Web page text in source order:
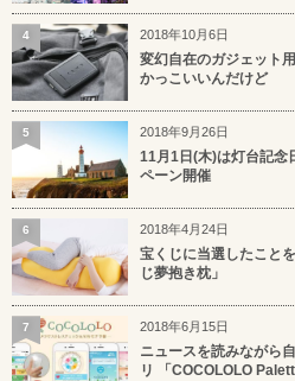
2018年10月6日
変幻自在のガジェット
かっこいいんだけど
4
2018年9月26日
11月1日(木)は灯台記念
ペーン開催
5
2018年4月24日
宝くじに当選したこと
じ夢抱き枕」
6
2018年6月15日
ニュースを読みながら
リ 「COCOLOLO
7